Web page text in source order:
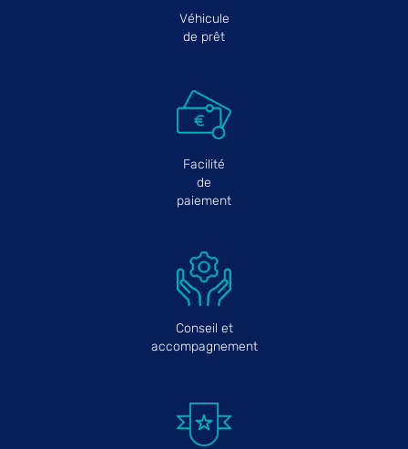
Véhicule
de prêt
Facilité
de
paiement
Conseil et
accompagnement